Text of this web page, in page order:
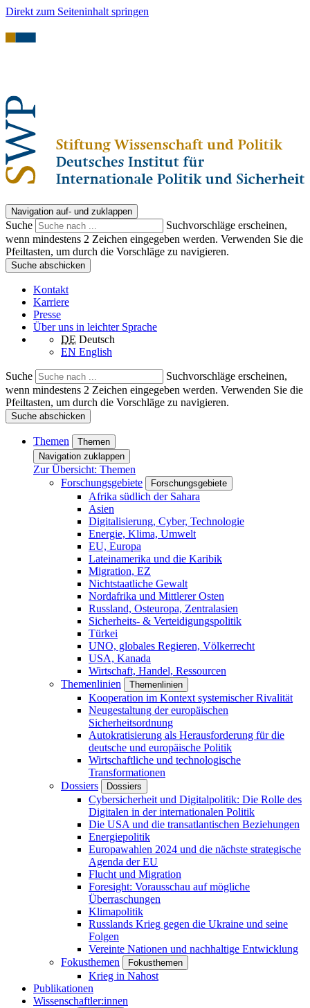
Direkt zum Seiteninhalt springen
Navigation auf- und zuklappen
Suche
Suchvorschläge erscheinen,
wenn mindestens 2 Zeichen eingegeben werden. Verwenden Sie die
Pfeiltasten, um durch die Vorschläge zu navigieren.
Suche abschicken
Kontakt
Karriere
Presse
Über uns in leichter Sprache
DE Deutsch
EN English
Suche
Suchvorschläge erscheinen,
wenn mindestens 2 Zeichen eingegeben werden. Verwenden Sie die
Pfeiltasten, um durch die Vorschläge zu navigieren.
Suche abschicken
Themen
Themen
Navigation zuklappen
Zur Übersicht: Themen
Forschungsgebiete
Forschungsgebiete
Afrika südlich der Sahara
Asien
Digitalisierung, Cyber, Technologie
Energie, Klima, Umwelt
EU, Europa
Lateinamerika und die Karibik
Migration, EZ
Nichtstaatliche Gewalt
Nordafrika und Mittlerer Osten
Russland, Osteuropa, Zentralasien
Sicherheits- & Verteidigungspolitik
Türkei
UNO, globales Regieren, Völkerrecht
USA, Kanada
Wirtschaft, Handel, Ressourcen
Themenlinien
Themenlinien
Kooperation im Kontext systemischer Rivalität
Neugestaltung der europäischen
Sicherheitsordnung
Autokratisierung als Herausforderung für die
deutsche und europäische Politik
Wirtschaftliche und technologische
Transformationen
Dossiers
Dossiers
Cybersicherheit und Digitalpolitik: Die Rolle des
Digitalen in der internationalen Politik
Die USA und die transatlantischen Beziehungen
Energiepolitik
Europawahlen 2024 und die nächste strategische
Agenda der EU
Flucht und Migration
Foresight: Vorausschau auf mögliche
Überraschungen
Klimapolitik
Russlands Krieg gegen die Ukraine und seine
Folgen
Vereinte Nationen und nachhaltige Entwicklung
Fokusthemen
Fokusthemen
Krieg in Nahost
Publikationen
Wissenschaftler:innen